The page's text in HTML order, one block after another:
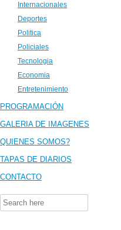
Internacionales
Deportes
Politica
Policiales
Tecnologia
Economia
Entretenimiento
PROGRAMACIÓN
GALERIA DE IMAGENES
QUIENES SOMOS?
TAPAS DE DIARIOS
CONTACTO
Search
for: